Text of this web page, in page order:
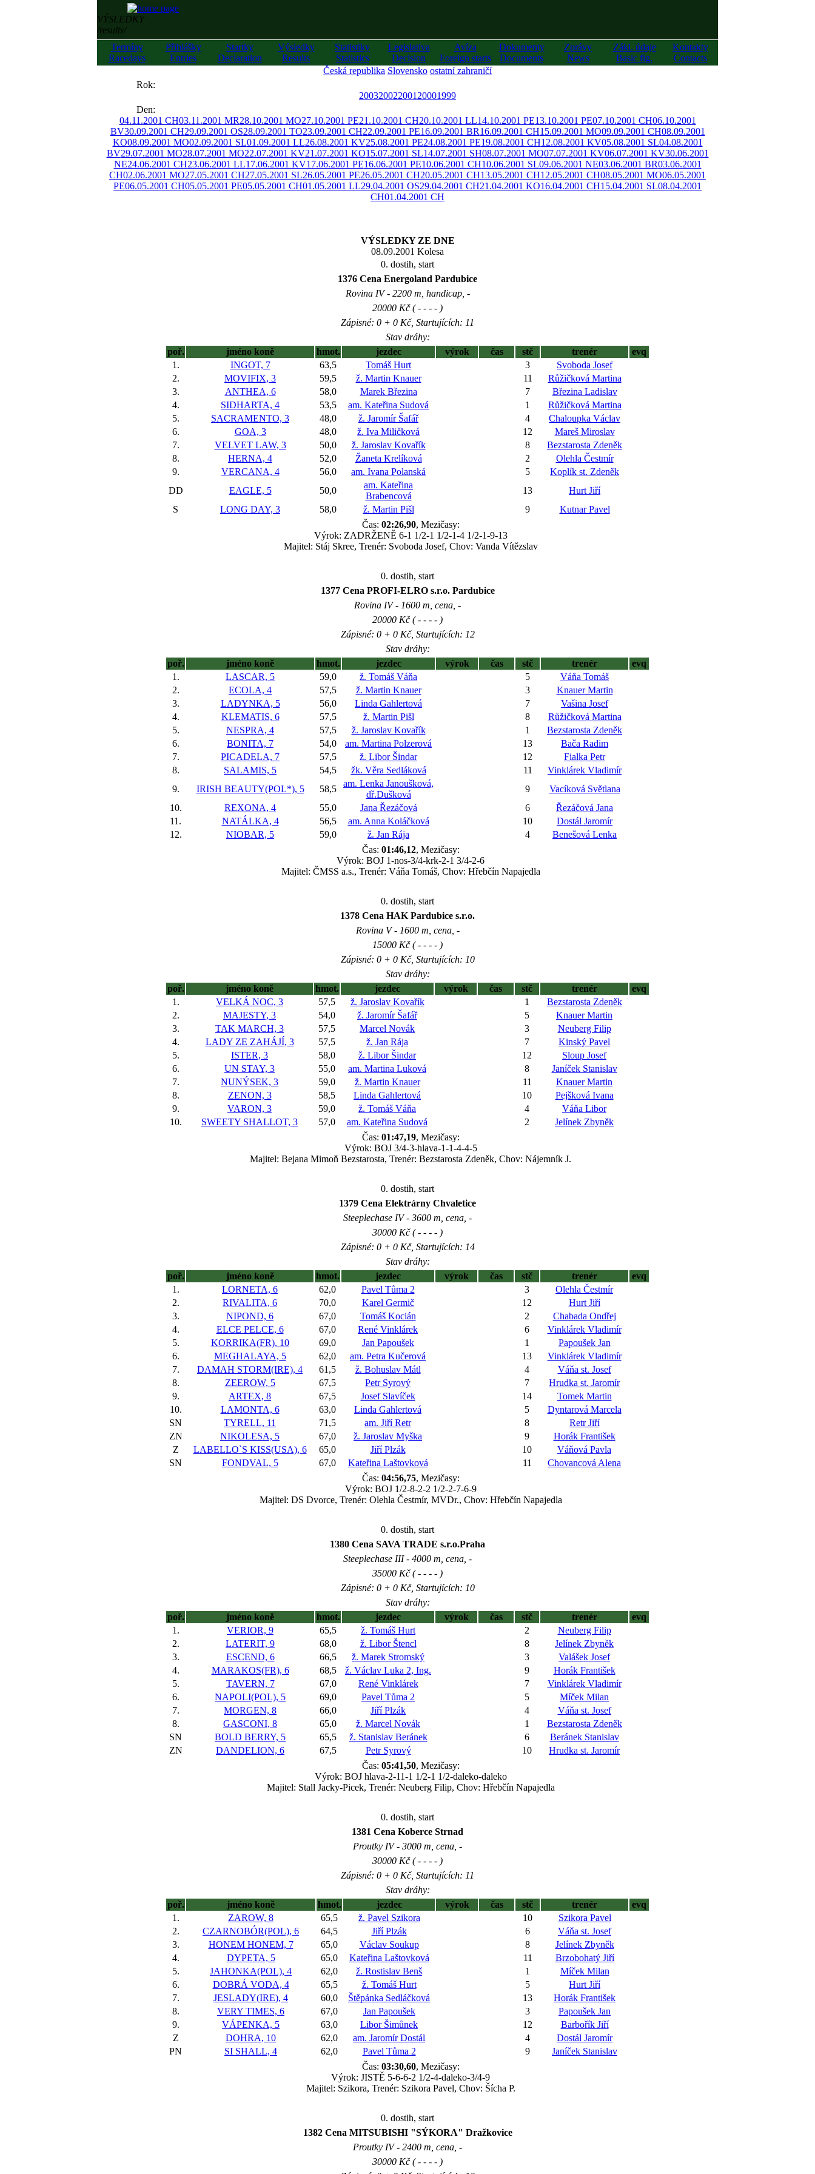
VÝSLEDKY
/results/
Termíny
Racedays
Přihlášky
Entries
Startky
Declaration
Výsledky
Results
Statistiky
Statistics
Legislativa
Decision
Avíza
Foreign starts
Dokumenty
Documents
Zprávy
News
Zákl. údaje
Basic fig.
Kontakty
Contacts
Česká republika Slovensko ostatní zahraničí
Rok:
200320022001 20001999
Den:
04.11.2001 CH03.11.2001 MR28.10.2001 MO27.10.2001 PE21.10.2001 CH20.10.2001 LL14.10.2001 PE13.10.2001 PE07.10.2001 CH06.10.2001
BV30.09.2001 CH29.09.2001 OS28.09.2001 TO23.09.2001 CH22.09.2001 PE16.09.2001 BR16.09.2001 CH15.09.2001 MO09.09.2001 CH08.09.2001
KO08.09.2001 MO02.09.2001 SL01.09.2001 LL26.08.2001 KV25.08.2001 PE24.08.2001 PE19.08.2001 CH12.08.2001 KV05.08.2001 SL04.08.2001
BV29.07.2001 MO28.07.2001 MO22.07.2001 KV21.07.2001 KO15.07.2001 SL14.07.2001 SH08.07.2001 MO07.07.2001 KV06.07.2001 KV30.06.2001
NE24.06.2001 CH23.06.2001 LL17.06.2001 KV17.06.2001 PE16.06.2001 PE10.06.2001 CH10.06.2001 SL09.06.2001 NE03.06.2001 BR03.06.2001
CH02.06.2001 MO27.05.2001 CH27.05.2001 SL26.05.2001 PE26.05.2001 CH20.05.2001 CH13.05.2001 CH12.05.2001 CH08.05.2001 MO06.05.2001
PE06.05.2001 CH05.05.2001 PE05.05.2001 CH01.05.2001 LL29.04.2001 OS29.04.2001 CH21.04.2001 KO16.04.2001 CH15.04.2001 SL08.04.2001
CH01.04.2001 CH
VÝSLEDKY ZE DNE
08.09.2001 Kolesa
0. dostih, start
1376 Cena Energoland Pardubice
Rovina IV - 2200 m, handicap, -
20000 Kč ( - - - - )
Zápisné: 0 + 0 Kč, Startujících: 11
Stav dráhy:
poř.
jméno koně hmot. jezdec výrok čas stč trenér
evq
1.
INGOT, 7 63,5 Tomáš Hurt 3
Svoboda Josef
2.
MOVIFIX, 3 59,5 ž. Martin Knauer 11
Růžičková Martina
3.
ANTHEA, 6 58,0 Marek Březina 7
Březina Ladislav
4.
SIDHARTA, 4 53,5 am. Kateřina Sudová 1
Růžičková Martina
5.
SACRAMENTO, 3 48,0 ž. Jaromír Šafář 4
Chaloupka Václav
6.
GOA, 3 48,0 ž. Iva Miličková 12
Mareš Miroslav
7.
VELVET LAW, 3 50,0 ž. Jaroslav Kovařík 8
Bezstarosta Zdeněk
8.
HERNA, 4 52,0 Žaneta Krelíková 2
Olehla Čestmír
9.
VERCANA, 4 56,0 am. Ivana Polanská 5
Koplík st. Zdeněk
DD
EAGLE, 5 50,0
am. Kateřina
Brabencová
13
Hurt Jiří
S
LONG DAY, 3 58,0 ž. Martin Pišl 9
Kutnar Pavel
Čas: 02:26,90, Mezičasy:
Výrok: ZADRŽENĚ 6-1 1/2-1 1/2-1-4 1/2-1-9-13
Majitel: Stáj Skree, Trenér: Svoboda Josef, Chov: Vanda Vítězslav
0. dostih, start
1377 Cena PROFI-ELRO s.r.o. Pardubice
Rovina IV - 1600 m, cena, -
20000 Kč ( - - - - )
Zápisné: 0 + 0 Kč, Startujících: 12
Stav dráhy:
poř.
jméno koně hmot. jezdec výrok čas stč trenér
evq
1.
LASCAR, 5 59,0 ž. Tomáš Váňa 5
Váňa Tomáš
2.
ECOLA, 4 57,5 ž. Martin Knauer 3
Knauer Martin
3.
LADYNKA, 5 56,0 Linda Gahlertová 7
Vašina Josef
4.
KLEMATIS, 6 57,5 ž. Martin Pišl 8
Růžičková Martina
5.
NESPRA, 4 57,5 ž. Jaroslav Kovařík 1
Bezstarosta Zdeněk
6.
BONITA, 7 54,0 am. Martina Polzerová 13
Bača Radim
7.
PICADELA, 7 57,5 ž. Libor Šindar 12
Fialka Petr
8.
SALAMIS, 5 54,5 žk. Věra Sedláková 11
Vinklárek Vladimír
9.
IRISH BEAUTY(POL*), 5 58,5
am. Lenka Janoušková,
dř.Dušková
9
Vacíková Světlana
10.
REXONA, 4 55,0 Jana Řezáčová 6
Řezáčová Jana
11.
NATÁLKA, 4 56,5 am. Anna Koláčková 10
Dostál Jaromír
12.
NIOBAR, 5 59,0 ž. Jan Rája 4
Benešová Lenka
Čas: 01:46,12, Mezičasy:
Výrok: BOJ 1-nos-3/4-krk-2-1 3/4-2-6
Majitel: ČMSS a.s., Trenér: Váňa Tomáš, Chov: Hřebčín Napajedla
0. dostih, start
1378 Cena HAK Pardubice s.r.o.
Rovina V - 1600 m, cena, -
15000 Kč ( - - - - )
Zápisné: 0 + 0 Kč, Startujících: 10
Stav dráhy:
poř.
jméno koně hmot. jezdec výrok čas stč trenér
evq
1.
VELKÁ NOC, 3 57,5 ž. Jaroslav Kovařík 1
Bezstarosta Zdeněk
2.
MAJESTY, 3 54,0 ž. Jaromír Šafář 5
Knauer Martin
3.
TAK MARCH, 3 57,5 Marcel Novák 3
Neuberg Filip
4.
LADY ZE ZAHÁJÍ, 3 57,5 ž. Jan Rája 7
Kinský Pavel
5.
ISTER, 3 58,0 ž. Libor Šindar 12
Sloup Josef
6.
UN STAY, 3 55,0 am. Martina Luková 8
Janíček Stanislav
7.
NUNÝSEK, 3 59,0 ž. Martin Knauer 11
Knauer Martin
8.
ZENON, 3 58,5 Linda Gahlertová 10
Pejšková Ivana
9.
VARON, 3 59,0 ž. Tomáš Váňa 4
Váňa Libor
10.
SWEETY SHALLOT, 3 57,0 am. Kateřina Sudová 2
Jelínek Zbyněk
Čas: 01:47,19, Mezičasy:
Výrok: BOJ 3/4-3-hlava-1-1-4-4-5
Majitel: Bejana Mimoň Bezstarosta, Trenér: Bezstarosta Zdeněk, Chov: Nájemník J.
0. dostih, start
1379 Cena Elektrárny Chvaletice
Steeplechase IV - 3600 m, cena, -
30000 Kč ( - - - - )
Zápisné: 0 + 0 Kč, Startujících: 14
Stav dráhy:
poř.
jméno koně hmot. jezdec výrok čas stč trenér
evq
1.
LORNETA, 6 62,0 Pavel Tůma 2 3
Olehla Čestmír
2.
RIVALITA, 6 70,0 Karel Germič 12
Hurt Jiří
3.
NIPOND, 6 67,0 Tomáš Kocián 2
Chabada Ondřej
4.
ELCE PELCE, 6 67,0 René Vinklárek 6
Vinklárek Vladimír
5.
KORRIKA(FR), 10 69,0 Jan Papoušek 1
Papoušek Jan
6.
MEGHALAYA, 5 62,0 am. Petra Kučerová 13
Vinklárek Vladimír
7.
DAMAH STORM(IRE), 4 61,5 ž. Bohuslav Mátl 4
Váňa st. Josef
8.
ZEEROW, 5 67,5 Petr Syrový 7
Hrudka st. Jaromír
9.
ARTEX, 8 67,5 Josef Slavíček 14
Tomek Martin
10.
LAMONTA, 6 63,0 Linda Gahlertová 5
Dyntarová Marcela
SN
TYRELL, 11 71,5 am. Jiří Retr 8
Retr Jiří
ZN
NIKOLESA, 5 67,0 ž. Jaroslav Myška 9
Horák František
Z
LABELLO`S KISS(USA), 6 65,0 Jiří Plzák 10
Váňová Pavla
SN
FONDVAL, 5 67,0 Kateřina Laštovková 11
Chovancová Alena
Čas: 04:56,75, Mezičasy:
Výrok: BOJ 1/2-8-2-2 1/2-2-7-6-9
Majitel: DS Dvorce, Trenér: Olehla Čestmír, MVDr., Chov: Hřebčín Napajedla
0. dostih, start
1380 Cena SAVA TRADE s.r.o.Praha
Steeplechase III - 4000 m, cena, -
35000 Kč ( - - - - )
Zápisné: 0 + 0 Kč, Startujících: 10
Stav dráhy:
poř.
jméno koně hmot. jezdec výrok čas stč trenér
evq
1.
VERIOR, 9 65,5 ž. Tomáš Hurt 2
Neuberg Filip
2.
LATERIT, 9 68,0 ž. Libor Štencl 8
Jelínek Zbyněk
3.
ESCEND, 6 66,5 ž. Marek Stromský 3
Valášek Josef
4.
MARAKOS(FR), 6 68,5 ž. Václav Luka 2, Ing. 9
Horák František
5.
TAVERN, 7 67,0 René Vinklárek 7
Vinklárek Vladimír
6.
NAPOLI(POL), 5 69,0 Pavel Tůma 2 5
Míček Milan
7.
MORGEN, 8 66,0 Jiří Plzák 4
Váňa st. Josef
8.
GASCONI, 8 65,0 ž. Marcel Novák 1
Bezstarosta Zdeněk
SN
BOLD BERRY, 5 65,5 ž. Stanislav Beránek 6
Beránek Stanislav
ZN
DANDELION, 6 67,5 Petr Syrový 10
Hrudka st. Jaromír
Čas: 05:41,50, Mezičasy:
Výrok: BOJ hlava-2-11-1 1/2-1 1/2-daleko-daleko
Majitel: Stall Jacky-Picek, Trenér: Neuberg Filip, Chov: Hřebčín Napajedla
0. dostih, start
1381 Cena Koberce Strnad
Proutky IV - 3000 m, cena, -
30000 Kč ( - - - - )
Zápisné: 0 + 0 Kč, Startujících: 11
Stav dráhy:
poř.
jméno koně hmot. jezdec výrok čas stč trenér
evq
1.
ZAROW, 8 65,5 ž. Pavel Szikora 10
Szikora Pavel
2.
CZARNOBÓR(POL), 6 64,5 Jiří Plzák 6
Váňa st. Josef
3.
HONEM HONEM, 7 65,0 Václav Soukup 8
Jelínek Zbyněk
4.
DYPETA, 5 65,0 Kateřina Laštovková 11
Brzobohatý Jiří
5.
JAHONKA(POL), 4 62,0 ž. Rostislav Benš 1
Míček Milan
6.
DOBRÁ VODA, 4 65,5 ž. Tomáš Hurt 5
Hurt Jiří
7.
JESLADY(IRE), 4 60,0 Štěpánka Sedláčková 13
Horák František
8.
VERY TIMES, 6 67,0 Jan Papoušek 3
Papoušek Jan
9.
VÁPENKA, 5 63,0 Libor Šimůnek 12
Barbořík Jiří
Z
DOHRA, 10 62,0 am. Jaromír Dostál 4
Dostál Jaromír
PN
SI SHALL, 4 62,0 Pavel Tůma 2 9
Janíček Stanislav
Čas: 03:30,60, Mezičasy:
Výrok: JISTĚ 5-6-6-2 1/2-4-daleko-3/4-9
Majitel: Szikora, Trenér: Szikora Pavel, Chov: Šícha P.
0. dostih, start
1382 Cena MITSUBISHI "SÝKORA" Dražkovice
Proutky IV - 2400 m, cena, -
30000 Kč ( - - - - )